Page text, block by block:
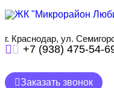
содержанию
г. Краснодар, ул.
+7 (938) 475-54-
Заказать звонок